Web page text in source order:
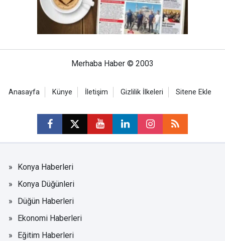
Merhaba Haber © 2003
Anasayfa Künye İletişim Gizlilik İlkeleri Sitene Ekle
Konya Haberleri
Konya Düğünleri
Düğün Haberleri
Ekonomi Haberleri
Eğitim Haberleri